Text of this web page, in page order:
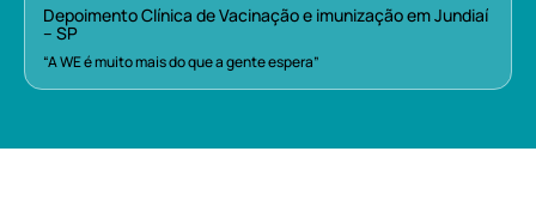
Depoimento Clínica de Vacinação e imunização em Jundiaí
– SP
“A WE é muito mais do que a gente espera”